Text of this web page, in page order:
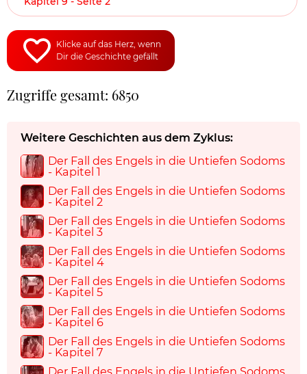
Klicke auf das Herz, wenn
Dir die Geschichte gefällt
Zugriffe gesamt: 6850
Weitere Geschichten aus dem Zyklus:
Der Fall des Engels in die Untiefen Sodoms
- Kapitel 1
Der Fall des Engels in die Untiefen Sodoms
- Kapitel 2
Der Fall des Engels in die Untiefen Sodoms
- Kapitel 3
Der Fall des Engels in die Untiefen Sodoms
- Kapitel 4
Der Fall des Engels in die Untiefen Sodoms
- Kapitel 5
Der Fall des Engels in die Untiefen Sodoms
- Kapitel 6
Der Fall des Engels in die Untiefen Sodoms
- Kapitel 7
Der Fall des Engels in die Untiefen Sodoms